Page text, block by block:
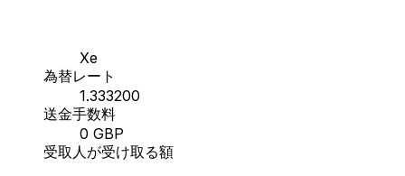
Xe
為替レート
1.333200
送金手数料
0 GBP
受取人が受け取る額